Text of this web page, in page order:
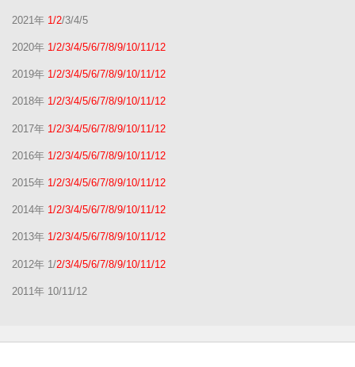
2021年 1/2/3/4/5
2020年 1/2/3/4/5/6/7/8/9/10/11/12
2019年 1/2/3/4/5/6/7/8/9/10/11/12
2018年 1/2/3/4/5/6/7/8/9/10/11/12
2017年 1/2/3/4/5/6/7/8/9/10/11/12
2016年 1/2/3/4/5/6/7/8/9/10/11/12
2015年 1/2/3/4/5/6/7/8/9/10/11/12
2014年 1/2/3/4/5/6/7/8/9/10/11/12
2013年 1/2/3/4/5/6/7/8/9/10/11/12
2012年 1/2/3/4/5/6/7/8/9/10/11/12
2011年 10/11/12